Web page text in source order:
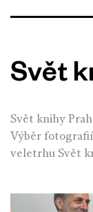
Svět
Svět knihy
Výběr
veletrhu Svět